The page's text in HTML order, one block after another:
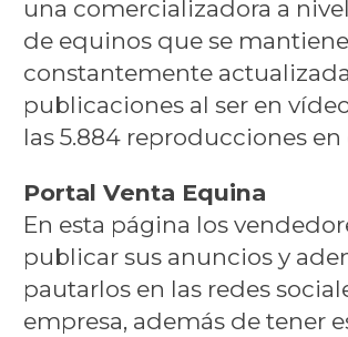
una comercializadora a
de equinos que se mantiene
constantemente
publicaciones al ser en
las 5.884 reproducciones
Portal Venta Equina
En esta página los
publicar sus anuncios y
pautarlos en las redes
empresa, además de tener